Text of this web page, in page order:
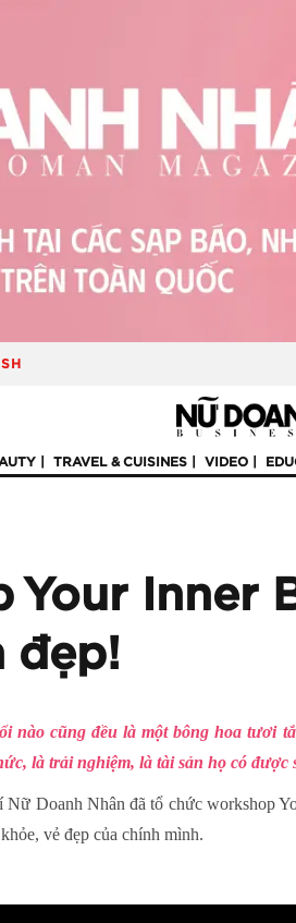
TRAVEL & CUISINES VIDEO
Your Inner
đẹp!
nào cũng đều là một bông hoa tươi
là trải nghiệm, là tài sản họ có được
Doanh Nhân đã tổ chức workshop
vẻ đẹp của chính mình.